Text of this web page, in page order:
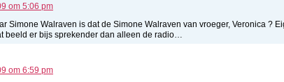
om 5:06 pm
Simone Walraven is dat de Simone Walraven van vroeger, Veronica ?
beeld er bijs sprekender dan alleen de radio…
om 6:59 pm